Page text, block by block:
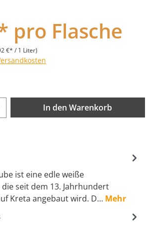
pro Flasche
€* / 1 Liter)
Gib den gewünschten
In den Warenkorb
ist eine edle weiße
seit dem 13. Jahrhundert
Kreta angebaut wird. D… Mehr